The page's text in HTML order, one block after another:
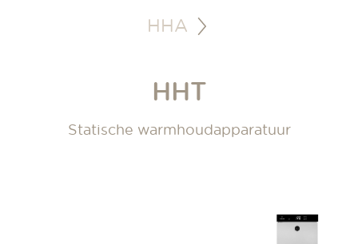
HHA
HHT
Statische warmhoudapparatuur